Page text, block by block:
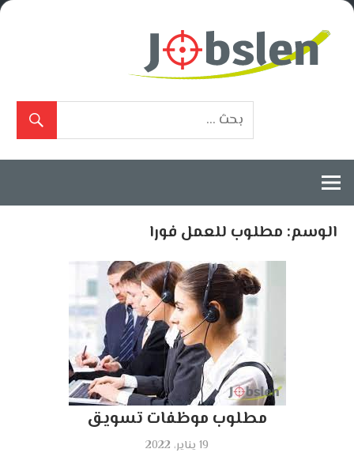
Skip
الوسم: مطلوب للعمل فورا
مطلوب موظفات تسويق
19 يناير، 2022